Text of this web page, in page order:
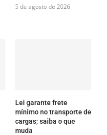
5 de agosto de 2026
Lei garante frete
mínimo no transporte de
cargas; saiba o que
muda